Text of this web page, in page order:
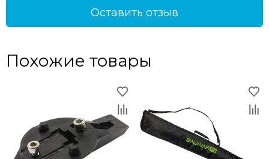
Оставить отзыв
Похожие товары